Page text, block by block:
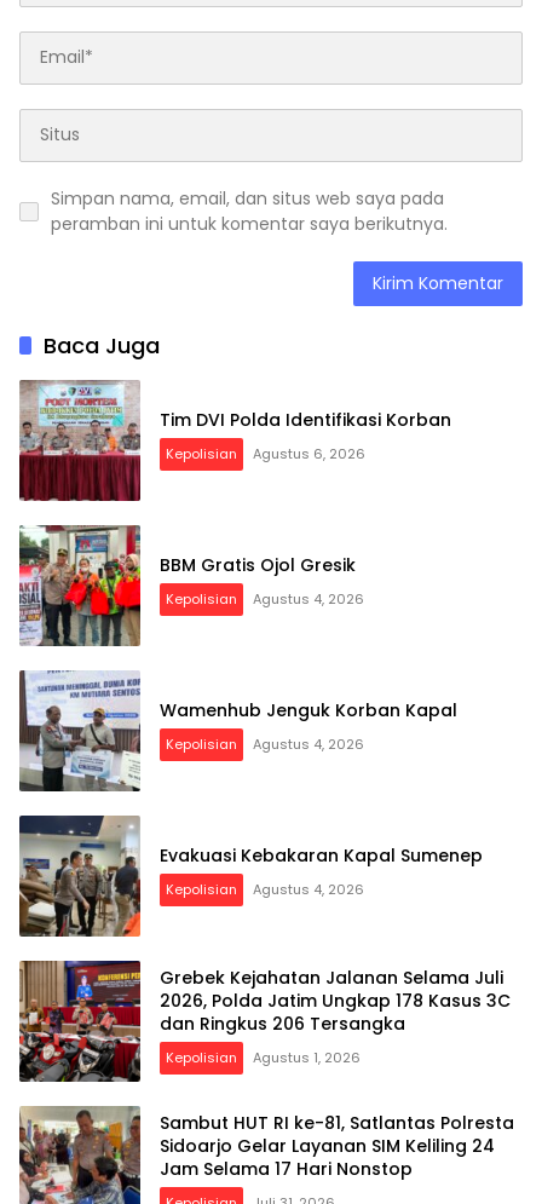
Simpan nama, email, dan situs web saya pada
peramban ini untuk komentar saya berikutnya.
Baca Juga
Tim DVI Polda Identifikasi Korban
Kepolisian Agustus 6, 2026
BBM Gratis Ojol Gresik
Kepolisian Agustus 4, 2026
Wamenhub Jenguk Korban Kapal
Kepolisian Agustus 4, 2026
Evakuasi Kebakaran Kapal Sumenep
Kepolisian Agustus 4, 2026
Grebek Kejahatan Jalanan Selama Juli
2026, Polda Jatim Ungkap 178 Kasus 3C
dan Ringkus 206 Tersangka
Kepolisian Agustus 1, 2026
Sambut HUT RI ke-81, Satlantas Polresta
Sidoarjo Gelar Layanan SIM Keliling 24
Jam Selama 17 Hari Nonstop